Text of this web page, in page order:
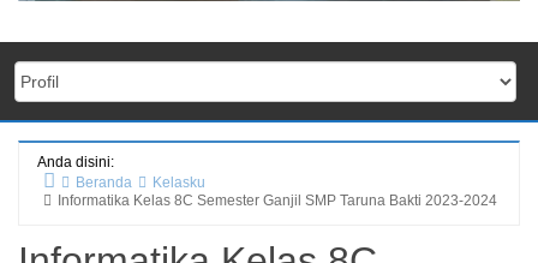
Anda disini:
Beranda
Kelasku
Informatika Kelas 8C Semester Ganjil SMP Taruna Bakti 2023-2024